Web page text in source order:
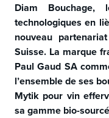
Diam Bouchage,
technologiques en
nouveau
Suisse. La marque
Paul Gaud SA
l’ensemble de ses
Mytik pour vin
sa gamme bio-